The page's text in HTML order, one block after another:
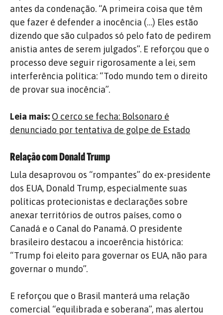
antes da condenação. “A primeira coisa que têm
que fazer é defender a inocência (…) Eles estão
dizendo que são culpados só pelo fato de pedirem
anistia antes de serem julgados”. E reforçou que o
processo deve seguir rigorosamente a lei, sem
interferência política: “Todo mundo tem o direito
de provar sua inocência”.
Leia mais: O cerco se fecha: Bolsonaro é
denunciado por tentativa de golpe de Estado
Relação com Donald Trump
Lula desaprovou os “rompantes” do ex-presidente
dos EUA, Donald Trump, especialmente suas
políticas protecionistas e declarações sobre
anexar territórios de outros países, como o
Canadá e o Canal do Panamá. O presidente
brasileiro destacou a incoerência histórica:
“Trump foi eleito para governar os EUA, não para
governar o mundo”.
E reforçou que o Brasil manterá uma relação
comercial “equilibrada e soberana”, mas alertou